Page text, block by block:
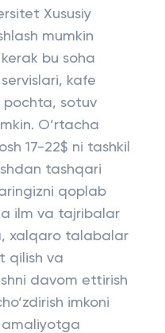
Xususiy
mumkin
bu soha
kafe
pochta, sotuv
O‘rtacha
17-22$ ni tashkil
tashqari
qoplab
ilm va tajribalar
xalqaro talabalar
qilish va
davom ettirish
imkoni
amaliyotga